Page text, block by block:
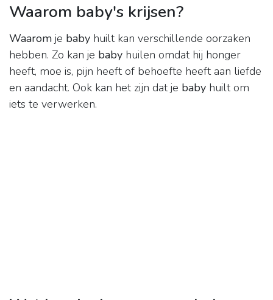
Waarom baby's krijsen?
Waarom je baby huilt kan verschillende oorzaken
hebben. Zo kan je baby huilen omdat hij honger
heeft, moe is, pijn heeft of behoefte heeft aan liefde
en aandacht. Ook kan het zijn dat je baby huilt om
iets te verwerken.